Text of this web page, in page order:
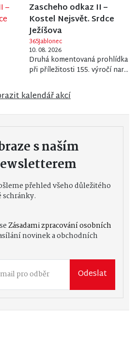
Zascheho odkaz II –
Kostel Nejsvět. Srdce
Ježíšova
365Jablonec
10. 08. 2026
Druhá komentovaná prohlídka
při příležitosti 155. výročí nar...
kalendář akcí
s naším
přehled všeho důležitého
schránky.
Zásadami zpracování osobních
novinek a obchodních
Odeslat